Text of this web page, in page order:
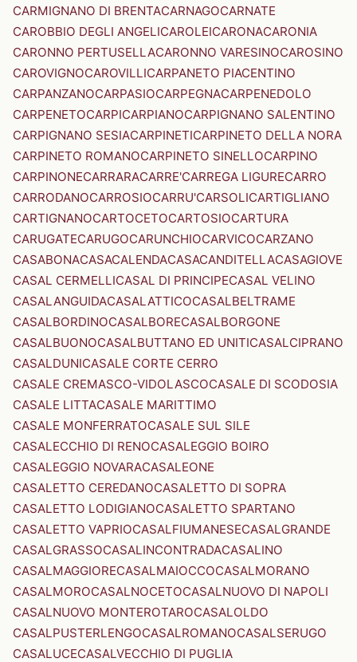
CARMIGNANO DI BRENTACARNAGOCARNATE
CAROBBIO DEGLI ANGELICAROLEICARONACARONIA
CARONNO PERTUSELLACARONNO VARESINOCAROSINO
CAROVIGNOCAROVILLICARPANETO PIACENTINO
CARPANZANOCARPASIOCARPEGNACARPENEDOLO
CARPENETOCARPICARPIANOCARPIGNANO SALENTINO
CARPIGNANO SESIACARPINETICARPINETO DELLA NORA
CARPINETO ROMANOCARPINETO SINELLOCARPINO
CARPINONECARRARACARRE'CARREGA LIGURECARRO
CARRODANOCARROSIOCARRU'CARSOLICARTIGLIANO
CARTIGNANOCARTOCETOCARTOSIOCARTURA
CARUGATECARUGOCARUNCHIOCARVICOCARZANO
CASABONACASACALENDACASACANDITELLACASAGIOVE
CASAL CERMELLICASAL DI PRINCIPECASAL VELINO
CASALANGUIDACASALATTICOCASALBELTRAME
CASALBORDINOCASALBORECASALBORGONE
CASALBUONOCASALBUTTANO ED UNITICASALCIPRANO
CASALDUNICASALE CORTE CERRO
CASALE CREMASCO-VIDOLASCOCASALE DI SCODOSIA
CASALE LITTACASALE MARITTIMO
CASALE MONFERRATOCASALE SUL SILE
CASALECCHIO DI RENOCASALEGGIO BOIRO
CASALEGGIO NOVARACASALEONE
CASALETTO CEREDANOCASALETTO DI SOPRA
CASALETTO LODIGIANOCASALETTO SPARTANO
CASALETTO VAPRIOCASALFIUMANESECASALGRANDE
CASALGRASSOCASALINCONTRADACASALINO
CASALMAGGIORECASALMAIOCCOCASALMORANO
CASALMOROCASALNOCETOCASALNUOVO DI NAPOLI
CASALNUOVO MONTEROTAROCASALOLDO
CASALPUSTERLENGOCASALROMANOCASALSERUGO
CASALUCECASALVECCHIO DI PUGLIA